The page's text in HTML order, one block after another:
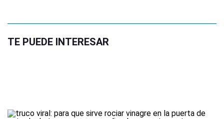
TE PUEDE INTERESAR